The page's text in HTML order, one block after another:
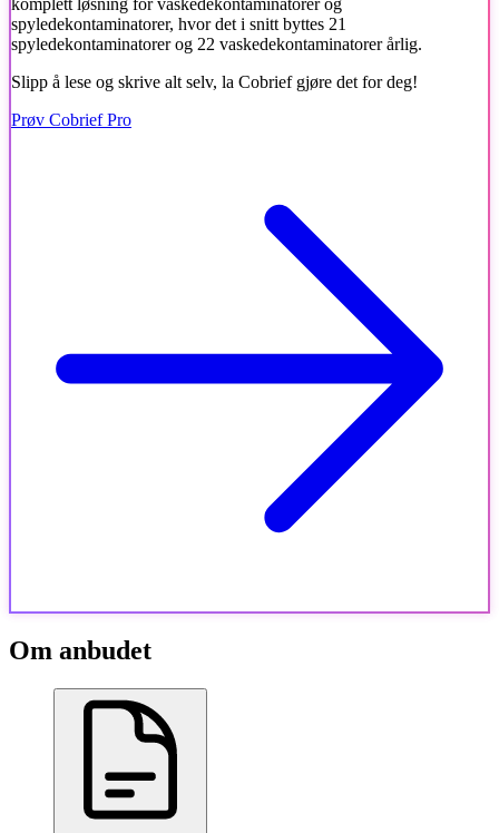
spyledekontaminatorer, hvor det i snitt byttes 21
spyledekontaminatorer og 22 vaskedekontaminatorer årlig.
Slipp å lese og skrive alt selv, la Cobrief gjøre det for deg!
Prøv Cobrief Pro
Om anbudet